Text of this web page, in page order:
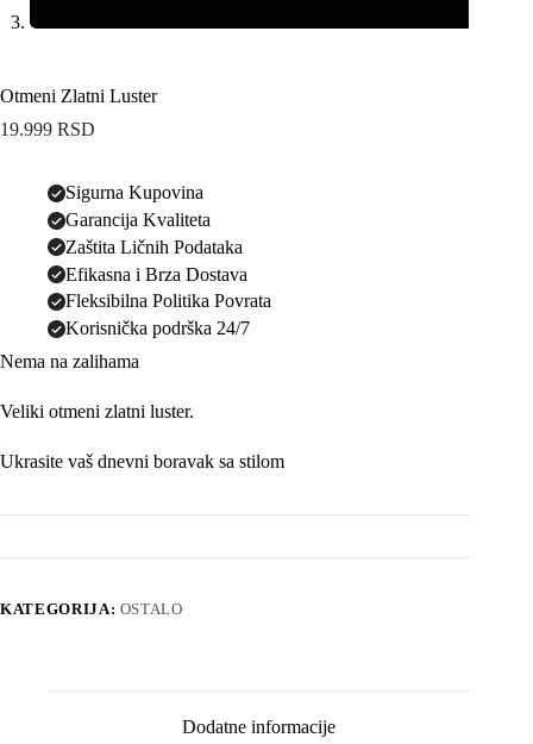
Otmeni Zlatni Luster
19.999 RSD
Sigurna Kupovina
Garancija Kvaliteta
Zaštita Ličnih Podataka
Efikasna i Brza Dostava
Fleksibilna Politika Povrata
Korisnička podrška 24/7
Nema na zalihama
Veliki otmeni zlatni luster.
Ukrasite vaš dnevni boravak sa stilom
KATEGORIJA: OSTALO
Dodatne informacije